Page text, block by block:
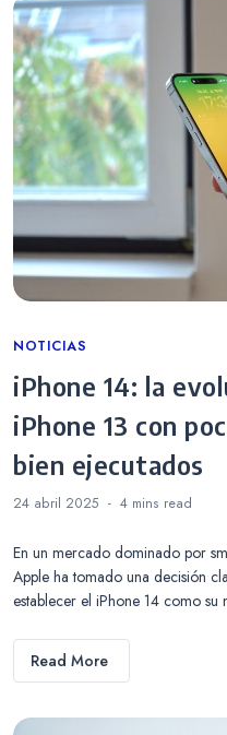
Categories
NOTICIAS
iPhone 14: la
iPhone 13 con
bien ejecutados
24 abril 2025 4 mins read
En un mercado dominado por
Apple ha tomado una decisión
establecer el iPhone 14 como
Read More